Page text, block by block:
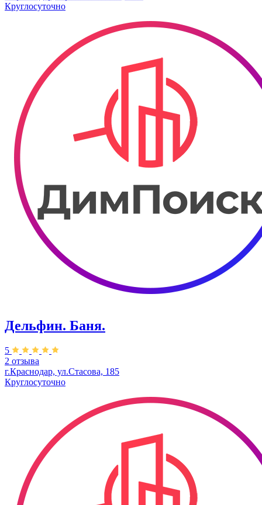
Круглосуточно
Дельфин. Баня.
5
2 отзыва
г.Краснодар, ул.Стасова, 185
Круглосуточно